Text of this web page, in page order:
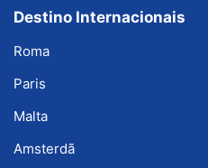
Destino Internacionais
Roma
Paris
Malta
Amsterdã